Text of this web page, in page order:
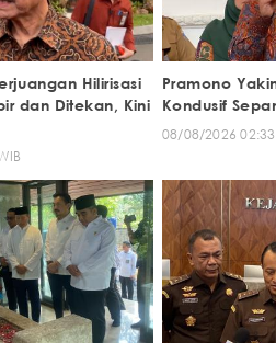
Hilirisasi
dan Ditekan, Kini
Pramono
Kondusif
08/08/2026 02:33